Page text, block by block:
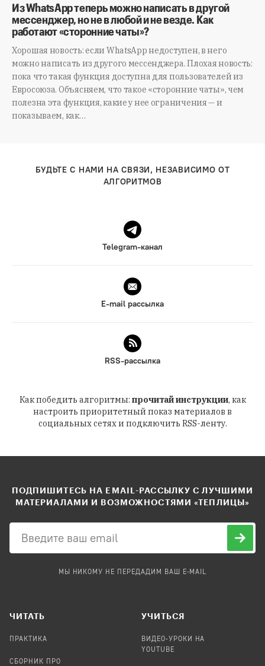
Из WhatsApp теперь можно написать в другой
мессенджер, но не в любой и не везде. Как
работают «сторонние чаты»?
Хорошая новость: если WhatsApp недоступен, в него
можно написать из другого мессенджера. Плохая новость:
пока что такая функция доступна для пользователей из
Евросоюза. Объясняем, что такое «сторонние чаты», чем
полезна эта функция, какие у нее ограничения — и
показываем, как…
БУДЬТЕ С НАМИ НА СВЯЗИ, НЕЗАВИСИМО ОТ
АЛГОРИТМОВ
Telegram-канал
E-mail рассылка
RSS-рассылка
Как победить алгоритмы: прочитай инструкции, как
настроить приоритетный показ материалов в
социальных сетях и подключить RSS-ленту.
ПОДПИШИТЕСЬ НА EMAIL-РАССЫЛКУ С ЛУЧШИМИ
МАТЕРИАЛАМИ И ВОЗМОЖНОСТЯМИ «ТЕПЛИЦЫ»
МЫ НИКОМУ НЕ ПЕРЕДАДИМ ВАШ E-MAIL
ЧИТАТЬ
ПРАКТИКА
СБОРНИК ПРО
УЧИТЬСЯ
ВИДЕО-УРОКИ НА
YOUTUBE